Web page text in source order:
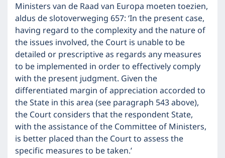
Ministers van de Raad van Europa moeten toezien,
aldus de slotoverweging 657: ‘In the present case,
having regard to the complexity and the nature of
the issues involved, the Court is unable to be
detailed or prescriptive as regards any measures
to be implemented in order to effectively comply
with the present judgment. Given the
differentiated margin of appreciation accorded to
the State in this area (see paragraph 543 above),
the Court considers that the respondent State,
with the assistance of the Committee of Ministers,
is better placed than the Court to assess the
specific measures to be taken.’